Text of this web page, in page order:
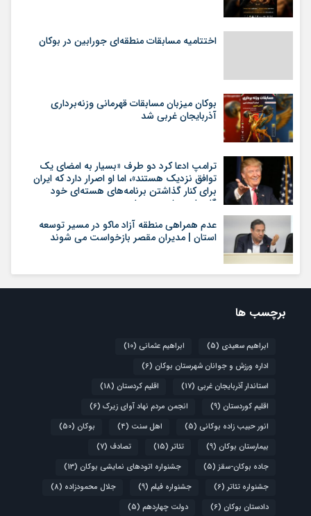
اختتامیه مسابقات منطقه‌ای جورابین در بوکان
بوکان میزبان مسابقات قهرمانی وزنه‌برداری
آذربایجان غربی شد
ترامپ ادعا کرد دو طرف «بسیار به امضای یک
توافق نزدیک هستند»، اما او اصرار دارد که ایران
برای کنار گذاشتن برنامه‌های هسته‌ای خود
گام‌های بیشتری بردارد
عدم همراهی منطقه آزاد ماکو در مسیر توسعه
استان | مدیران مقصر بازخواست می شوند
برچسب ها
ابراهیم سعیدی (5) ابراهیم عثمانی (10)
اداره ورزش و جوانان شهرستان بوکان (6)
استاندار آذربایجان غربی (17) اقلیم کردستان (18)
اقلیم کوردستان (9) انجمن مردم نهاد آوای زیرک (6)
انور حبیب زاده بوکانی (5) اهل سنت (4) بوکان (50)
بیمارستان بوکان (9) تئاتر (15) تصادف (7)
جاده بوکان-سقز (5) جشنواره اتودهای نمایشی بوکان (13)
جشنواره تئاتر (6) جشنواره فیلم (9) جلال محمودزاده (8)
دادستان بوکان (6) دولت چهاردهم (5)